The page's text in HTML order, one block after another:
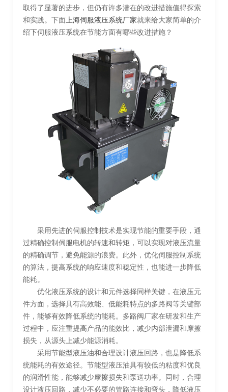
取得了显著的进步，但仍有许多潜在的改进措施值得探索
和实践。下面 上海伺服液压系统厂家就来给大家简单的介
绍下伺服液压系统在节能方面有哪些改进措施？
采用先进的伺服控制技术是实现节能的重要手段，通
过精确控制伺服电机的转速和转矩，可以实现对液压流量
的精确调节，避免能源的浪费。此外，优化伺服控制系统
的算法，提高系统的响应速度和稳定性，也能进一步降低
能耗。
优化液压系统的设计和元件选择同样关键，在液压元
件方面，选择具有高效能、低能耗特点的多路阀等关键部
件，能够有效降低系统的能耗。多路阀厂家在研发和生产
过程中，应注重提高产品的能效比，减少内部泄漏和摩擦
损失，从源头上减少能源消耗。
采用节能型液压油和合理设计液压回路，也是降低系
统能耗的有效途径。节能型液压油具有较低的粘度和优良
的润滑性能，能够减少摩擦损失和泵送功率。同时，合理
设计液压回路，减少不必要的管路连接和弯头，降低液压